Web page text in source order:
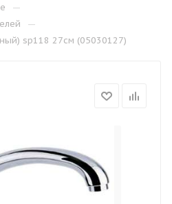
—
—
sp118 27см (05030127)